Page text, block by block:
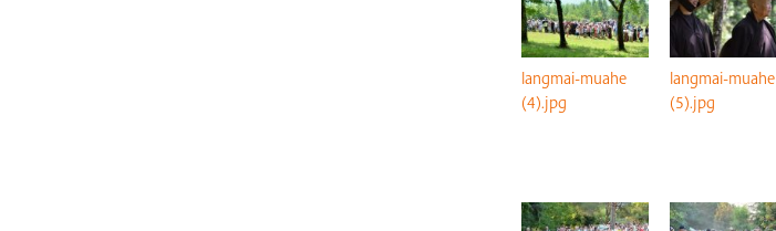
langmai-muahe
(4).jpg
langmai-muahe
(5).jpg